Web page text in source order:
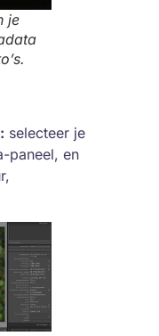
je
selecteer je
paneel, en